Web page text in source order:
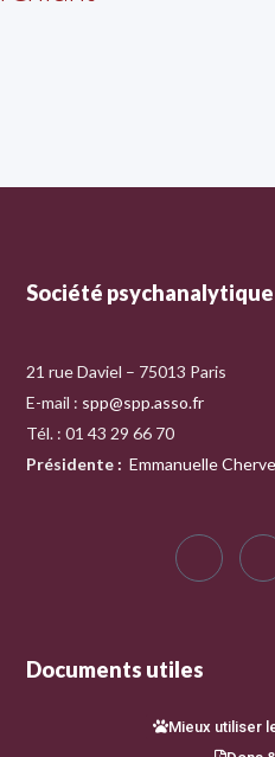
Société psychanalytique
21 rue Daviel – 75013 Paris
E-mail : spp@spp.asso.fr
Tél. : 01 43 29 66 70
Présidente : Emmanuelle
Documents utiles
Mieux utiliser